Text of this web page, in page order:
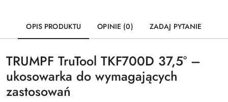
OPIS PRODUKTU OPINIE (0) ZADAJ PYTANIE
TRUMPF TruTool TKF700D 37,5° –
ukosowarka do wymagających
zastosowań